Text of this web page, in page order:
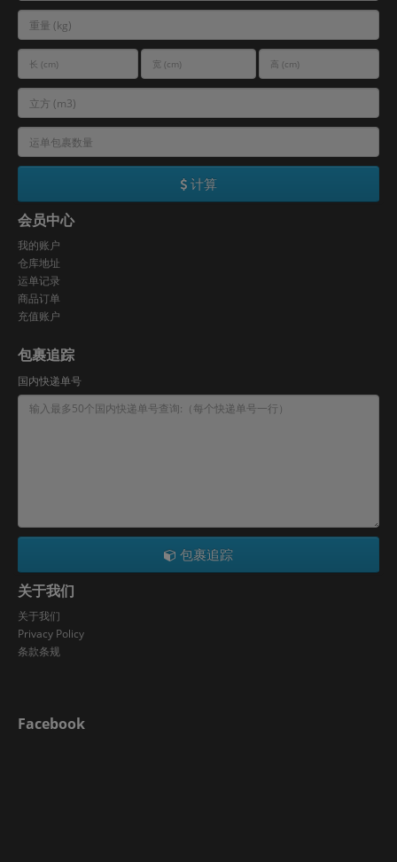
计算
会员中心
我的账户
仓库地址
运单记录
商品订单
充值账户
包裹追踪
国内快递单号
包裹追踪
关于我们
关于我们
Privacy Policy
条款条规
Facebook